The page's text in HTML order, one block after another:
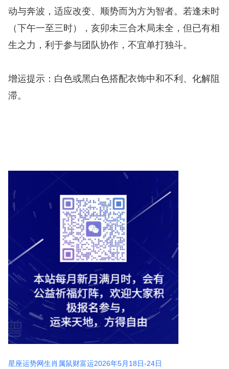
动与奔波，适应改变、顺势而为方为智者。若逢未时
（下午一至三时），亥卯未三合木局未全，但已有相
生之力，利于参与团队协作，不宜单打独斗。
增运提示：白色或黑白色搭配衣饰中和不利、化解阻
滞。
星座运势网生肖属鼠财富运2026年5月18日-24日